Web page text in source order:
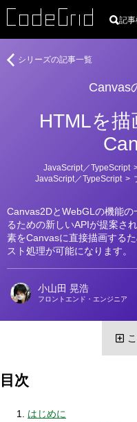
記
Canvas
HTMLを
Canvas2DとWebGLの機能
るための新しいAPIが提案さ
素をCanvasに直接描画する
スト処理が可能になります。
テ
ー
JavaScript／TypeScript
JavaScript／TypeScript >
者
小山田 晃浩
フロントエンド・エンジニア
Canvas
シリーズの記事一覧
目次
はじめに